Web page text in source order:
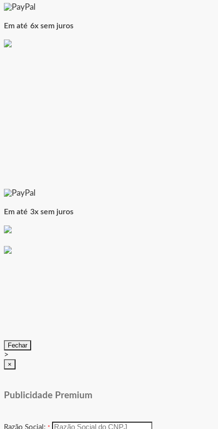
Smart Revenda
Spaic Informática
Ten Four Indústria e Serviços LTDA
Vmotors/ WebMotors/Cockpit
Softcar
Syonet
Willz
Alterdata Tecnologia
Anapro
Apprise Consuting
Aqui Soluções Imobiliárias
AToda Sistemas
Auxiliadora Predial
Em até 6x sem juros
Em até 3x sem juros
Fechar
>
×
Publicidade Premium
Razão Social: *